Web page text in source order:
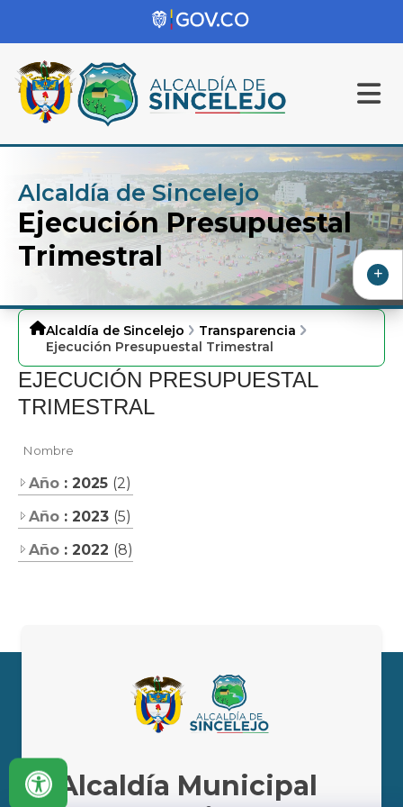
Alcaldía de Sincelejo
Ejecución Presupuestal
Trimestral
Alcaldía de Sincelejo
Transparencia
Ejecución Presupuestal Trimestral
EJECUCIÓN PRESUPUESTAL
TRIMESTRAL​
Nombre
Año : 2025 (2)
Año : 2023 (5)
Año : 2022 (8)
Alcaldía Municipal